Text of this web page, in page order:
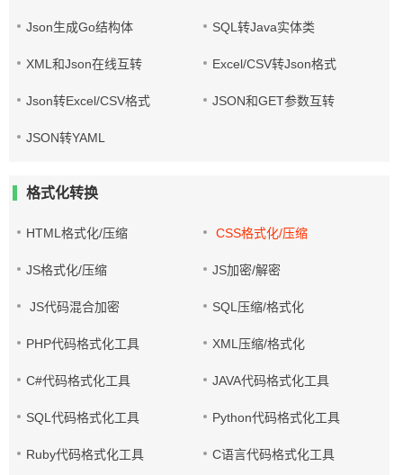
Json生成Go结构体 SQL转Java实体类
XML和Json在线互转 Excel/CSV转Json格式
Json转Excel/CSV格式 JSON和GET参数互转
JSON转YAML
格式化转换
HTML格式化/压缩 CSS格式化/压缩
JS格式化/压缩 JS加密/解密
JS代码混合加密 SQL压缩/格式化
PHP代码格式化工具 XML压缩/格式化
C#代码格式化工具 JAVA代码格式化工具
SQL代码格式化工具 Python代码格式化工具
Ruby代码格式化工具 C语言代码格式化工具